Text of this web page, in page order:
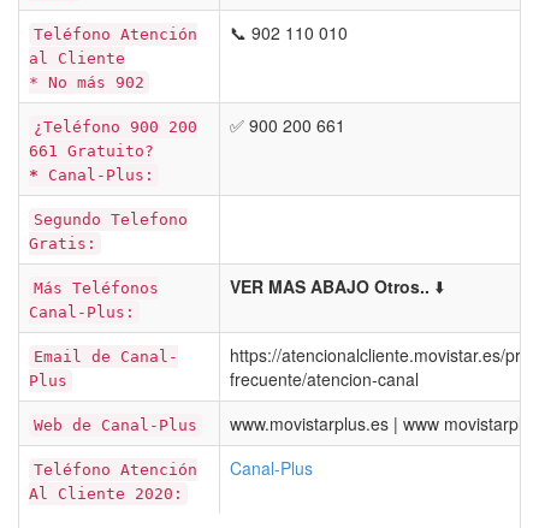
Teléfono Atención
al Cliente
* No más 902
📞 902 110 010
¿Teléfono 900 200
661 Gratuito?
* Canal-Plus:
✅ 900 200 661
Segundo Telefono
Gratis:
Más Teléfonos
Canal-Plus:
VER MAS ABAJO Otros.. ⬇️
Email de Canal-
Plus
https://atencionalcliente.movistar.es/
frecuente/atencion-canal
Web de Canal-Plus www.movistarplus.es | www
Teléfono Atención
Al Cliente 2020:
Canal-Plus